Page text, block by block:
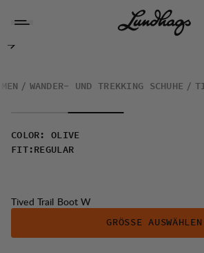
Tived Trail Boot W
WANDER- UND TREKKING SCHUHE
COLOR : OLIVE
FIT: REGULAR
Tived Trail Boot W
GRÖSSE AUSWÄHLEN